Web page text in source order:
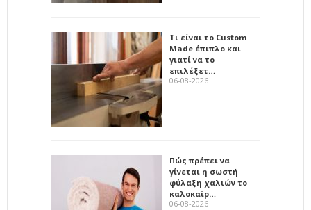
Τι είναι το Custom
Made έπιπλο και
γιατί να το
επιλέξετ…
06-08-2026
Πώς πρέπει να
γίνεται η σωστή
φύλαξη χαλιών το
καλοκαίρ…
06-08-2026